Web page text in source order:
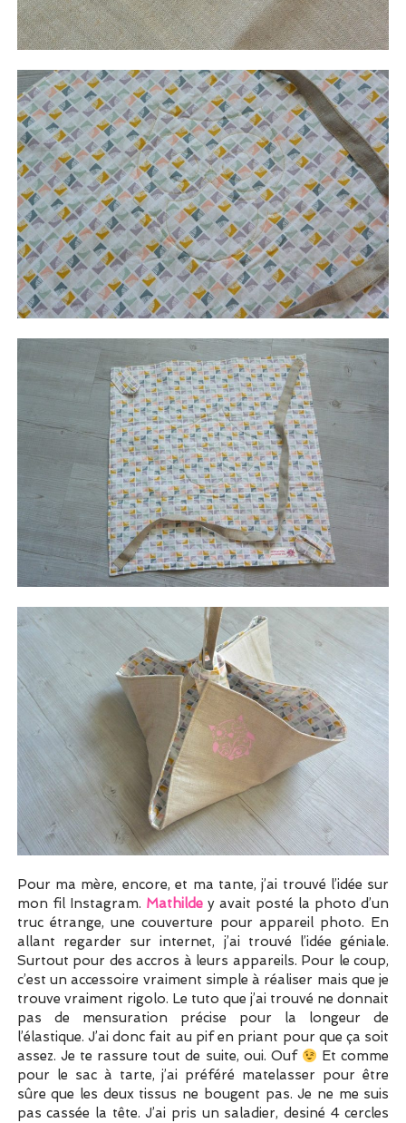
Pour ma mère, encore, et ma tante, j’ai trouvé l’idée sur
mon fil Instagram. Mathilde y avait posté la photo d’un
truc étrange, une couverture pour appareil photo. En
allant regarder sur internet, j’ai trouvé l’idée géniale.
Surtout pour des accros à leurs appareils. Pour le coup,
c’est un accessoire vraiment simple à réaliser mais que je
trouve vraiment rigolo. Le tuto que j’ai trouvé ne donnait
pas de mensuration précise pour la longeur de
l’élastique. J’ai donc fait au pif en priant pour que ça soit
assez. Je te rassure tout de suite, oui. Ouf
Et comme
pour le sac à tarte, j’ai préféré matelasser pour être
sûre que les deux tissus ne bougent pas. Je ne me suis
pas cassée la tête. J’ai pris un saladier, desiné 4 cercles